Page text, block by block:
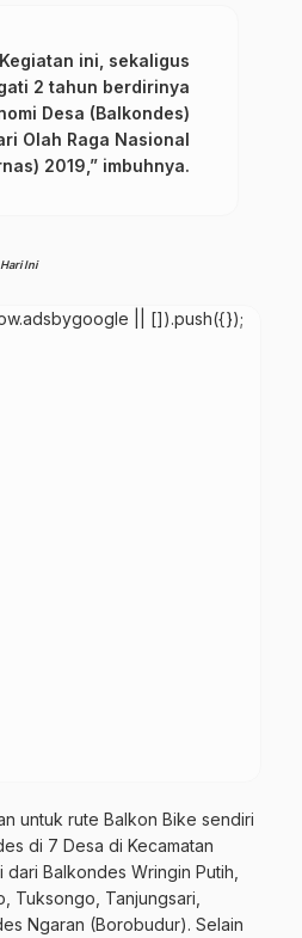
ini, sekaligus
2 tahun berdirinya
Desa (Balkondes)
Olah Raga Nasional
2019,” imbuhnya.
Ini
|| []).push({});
untuk rute Balkon Bike sendiri
di 7 Desa di Kecamatan
dari Balkondes Wringin Putih,
Tuksongo, Tanjungsari,
Ngaran (Borobudur). Selain